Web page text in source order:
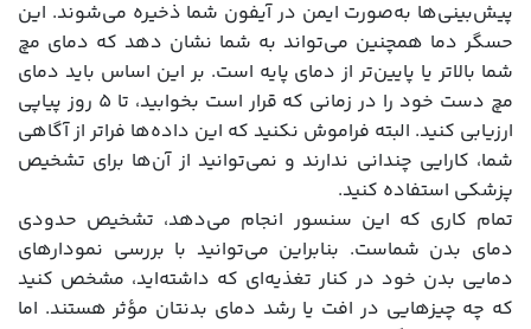
پیش‌بینی‌ها به‌صورت ایمن در آیفون شما ذخیره می‌شوند. این
حسگر دما همچنین می‌تواند به شما نشان دهد که دمای مچ
شما بالاتر یا پایین‌تر از دمای پایه است. بر این اساس باید دمای
مچ دست خود را در زمانی که قرار است بخوابید، تا 5 روز پیاپی
ارزیابی کنید. البته فراموش نکنید که این داده‌ها فراتر از آگاهی
شما، کارایی چندانی ندارند و نمی‌توانید از آن‌ها برای تشخیص
پزشکی استفاده کنید.
تمام کاری که این سنسور انجام می‌دهد، تشخیص حدودی
دمای بدن شماست. بنابراین می‌توانید با بررسی نمودارهای
دمایی بدن خود در کنار تغذیه‌ای که داشته‌اید، مشخص کنید
که چه چیزهایی در افت یا رشد دمای بدنتان مؤثر هستند. اما